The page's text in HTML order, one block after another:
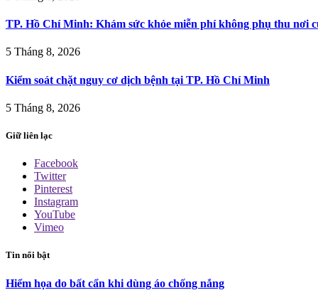
TP. Hồ Chí Minh: Khám sức khỏe miễn phí không phụ thu nơi
5 Tháng 8, 2026
Kiểm soát chặt nguy cơ dịch bệnh tại TP. Hồ Chí Minh
5 Tháng 8, 2026
Giữ liên lạc
Facebook
Twitter
Pinterest
Instagram
YouTube
Vimeo
Tin nổi bật
Hiểm họa do bất cẩn khi dùng áo chống nắng